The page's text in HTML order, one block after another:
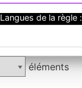
Langues de la règle :
éléments